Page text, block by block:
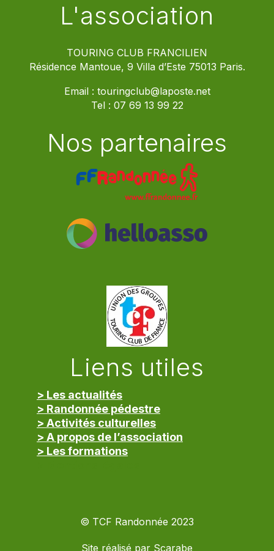
L'association
TOURING CLUB FRANCILIEN
Résidence Mantoue, 9 Villa d’Este 75013 Paris.
Email : touringclub@laposte.net
Tel : 07 69 13 99 22
Nos partenaires
Liens utiles
> Les actualités
> Randonnée pédestre
> Activités culturelles
> A propos de l’association
> Les formations
© TCF Randonnée 2023
Site réalisé par Scarabe